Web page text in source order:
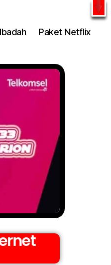
Paket Netflix